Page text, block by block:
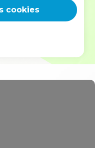
expérience est faite
cookies